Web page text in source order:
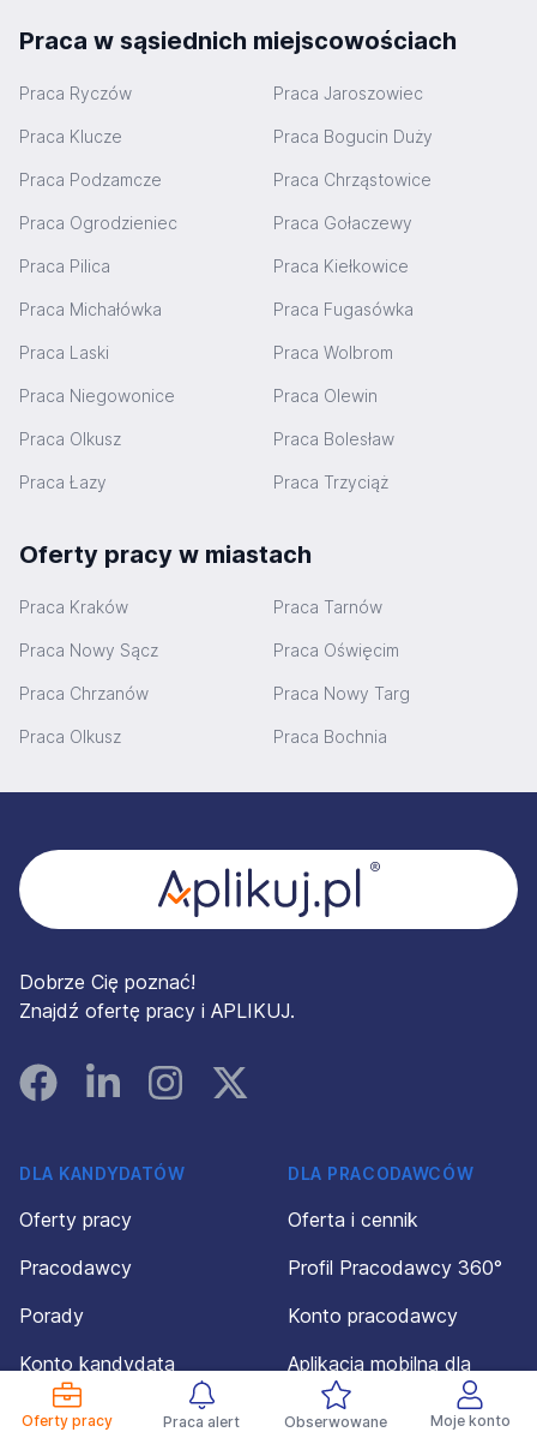
Oferty pracy Praca alert Obserwowane Moje konto
Praca w sąsiednich miejscowościach
Praca Ryczów Praca Jaroszowiec
Praca Klucze Praca Bogucin Duży
Praca Podzamcze Praca Chrząstowice
Praca Ogrodzieniec Praca Gołaczewy
Praca Pilica Praca Kiełkowice
Praca Michałówka Praca Fugasówka
Praca Laski Praca Wolbrom
Praca Niegowonice Praca Olewin
Praca Olkusz Praca Bolesław
Praca Łazy Praca Trzyciąż
Oferty pracy w miastach
Praca Kraków Praca Tarnów
Praca Nowy Sącz Praca Oświęcim
Praca Chrzanów Praca Nowy Targ
Praca Olkusz Praca Bochnia
Dobrze Cię poznać!
Znajdź ofertę pracy i APLIKUJ.
FacebookLinked InInstagramInstagram
DLA KANDYDATÓW
Oferty pracy
Pracodawcy
Porady
Konto kandydata
Regulamin dla
DLA PRACODAWCÓW
Oferta i cennik
Profil Pracodawcy 360°
Konto pracodawcy
Aplikacja mobilna dla
pracodawców